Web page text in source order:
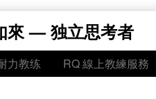
來 — 独立思考者
力教练 RQ 線上教練服務